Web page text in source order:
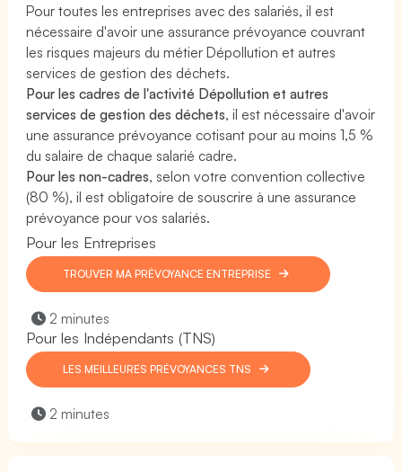
Pour toutes les entreprises avec des salariés, il est
nécessaire d'avoir une assurance prévoyance couvrant
les risques majeurs du métier Dépollution et autres
services de gestion des déchets.
Pour les cadres de l'activité Dépollution et autres
services de gestion des déchets, il est nécessaire d'avoir
une assurance prévoyance cotisant pour au moins 1,5 %
du salaire de chaque salarié cadre.
Pour les non-cadres, selon votre convention collective
(80 %), il est obligatoire de souscrire à une assurance
prévoyance pour vos salariés.
Pour les Entreprises
TROUVER MA PRÉVOYANCE ENTREPRISE
2 minutes
Pour les Indépendants (TNS)
LES MEILLEURES PRÉVOYANCES TNS
2 minutes